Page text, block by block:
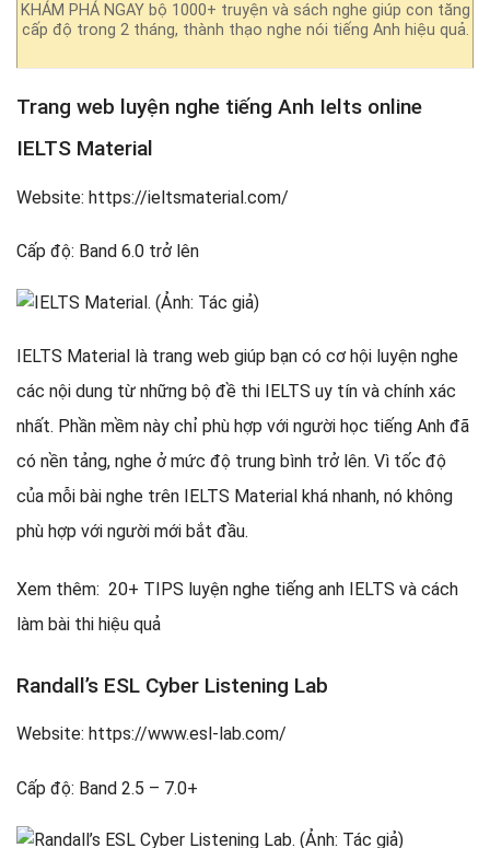
KHÁM PHÁ NGAY bộ 1000+ truyện và sách nghe giúp con tăng
cấp độ trong 2 tháng, thành thạo nghe nói tiếng Anh hiệu quả.
Trang web luyện nghe tiếng Anh Ielts online
IELTS Material
Website: https://ieltsmaterial.com/
Cấp độ: Band 6.0 trở lên
IELTS Material là trang web giúp bạn có cơ hội luyện nghe
các nội dung từ những bộ đề thi IELTS uy tín và chính xác
nhất. Phần mềm này chỉ phù hợp với người học tiếng Anh đã
có nền tảng, nghe ở mức độ trung bình trở lên. Vì tốc độ
của mỗi bài nghe trên IELTS Material khá nhanh, nó không
phù hợp với người mới bắt đầu.
Xem thêm: 20+ TIPS luyện nghe tiếng anh IELTS và cách
làm bài thi hiệu quả
Randall’s ESL Cyber Listening Lab
Website: https://www.esl-lab.com/
Cấp độ: Band 2.5 – 7.0+